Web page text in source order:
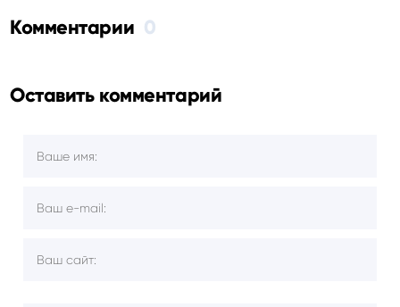
Комментарии 0
Оставить комментарий